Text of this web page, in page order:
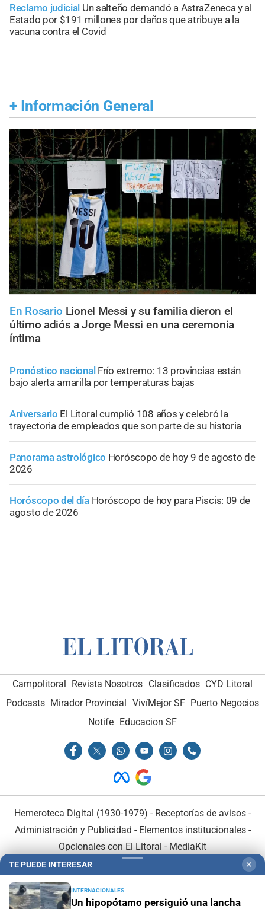
Reclamo judicial Un salteño demandó a AstraZeneca y al
Estado por $191 millones por daños que atribuye a la
vacuna contra el Covid
+ Información General
En Rosario Lionel Messi y su familia dieron el
último adiós a Jorge Messi en una ceremonia
íntima
Pronóstico nacional Frío extremo: 13 provincias están
bajo alerta amarilla por temperaturas bajas
Aniversario El Litoral cumplió 108 años y celebró la
trayectoria de empleados que son parte de su historia
Panorama astrológico Horóscopo de hoy 9 de agosto de
2026
Horóscopo del día Horóscopo de hoy para Piscis: 09 de
agosto de 2026
Campolitoral Revista Nosotros Clasificados CYD Litoral
Podcasts Mirador Provincial VivíMejor SF Puerto Negocios
Notife Educacion SF
Hemeroteca Digital (1930-1979) - Receptorías de avisos -
Administración y Publicidad - Elementos institucionales-
Opcionales con El Litoral - MediaKit
TE PUEDE INTERESAR ✕
INTERNACIONALES
Un hipopótamo persiguió una lancha